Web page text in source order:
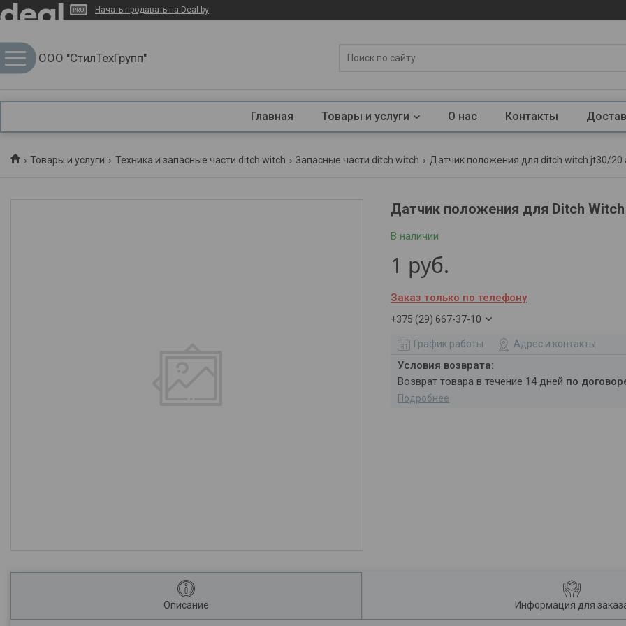
Начать продавать на Deal.by
ООО "СтилТехГрупп"
Главная Товары и услуги О нас Контакты
Товары и услуги Техника и запасные части ditch witch Запасные части ditch witch Датчик положения для ditch witch jt30/20
Датчик положения для Ditch
В наличии
1 руб.
Заказ только по телефону
+375 (29) 667-37-10
График работы Адрес и контакты
возврат товара в течение 14 дней по
Подробнее
Описание Информация для